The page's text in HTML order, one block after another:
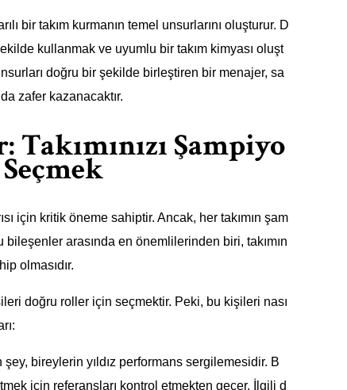
bir takım kurmanın temel unsurlarını oluşturur. D
kullanmak ve uyumlu bir takım kimyası oluşt
doğru bir şekilde birleştiren bir menajer, sa
zafer kazanacaktır.
Şampiyo
için kritik öneme sahiptir. Ancak, her takımın şam
arasında en önemlilerinden biri, takımın
olmasıdır.
doğru roller için seçmektir. Peki, bu kişileri nası
şey, bireylerin yıldız performans sergilemesidir. B
için referansları kontrol etmekten geçer. İlgili d